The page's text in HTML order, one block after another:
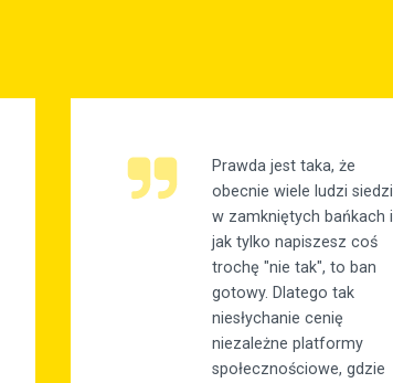
Prawda jest taka, że
obecnie wiele ludzi siedzi
w zamkniętych bańkach i
jak tylko napiszesz coś
trochę "nie tak", to ban
gotowy. Dlatego tak
niesłychanie cenię
niezależne platformy
społecznościowe, gdzie